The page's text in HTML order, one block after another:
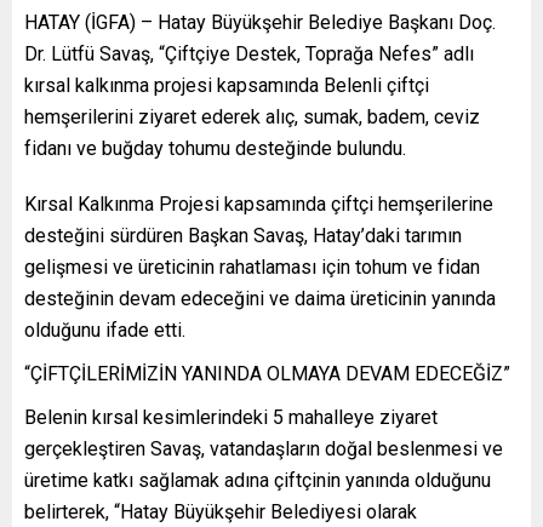
HATAY (İGFA) – Hatay Büyükşehir Belediye Başkanı Doç.
Dr. Lütfü Savaş, “Çiftçiye Destek, Toprağa Nefes” adlı
kırsal kalkınma projesi kapsamında Belenli çiftçi
hemşerilerini ziyaret ederek alıç, sumak, badem, ceviz
fidanı ve buğday tohumu desteğinde bulundu.
Kırsal Kalkınma Projesi kapsamında çiftçi hemşerilerine
desteğini sürdüren Başkan Savaş, Hatay’daki tarımın
gelişmesi ve üreticinin rahatlaması için tohum ve fidan
desteğinin devam edeceğini ve daima üreticinin yanında
olduğunu ifade etti.
“ÇİFTÇİLERİMİZİN YANINDA OLMAYA DEVAM EDECEĞİZ”
Belenin kırsal kesimlerindeki 5 mahalleye ziyaret
gerçekleştiren Savaş, vatandaşların doğal beslenmesi ve
üretime katkı sağlamak adına çiftçinin yanında olduğunu
belirterek, “Hatay Büyükşehir Belediyesi olarak